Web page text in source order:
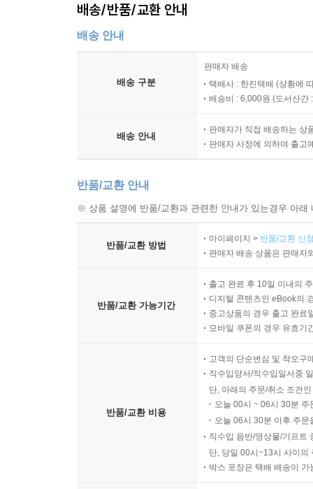
여러분도 소중한 가치를 나누면서 아름다운 세상
배송/반품/교환 안내
배송 안내
배송 구분
판매자 배송
택배사 : 한진택배 (상황에
배송비 : 6,000원 (도서산간
배송 안내
판매자가 직접 배송하는 상
판매자 사정에 의하여 출고
반품/교환 안내
※ 상품 설명에 반품/교환과 관련한 안내가 있는경우 아
반품/교환 방법
마이페이지 > 반품/교환 신
판매자 배송 상품은 판매자
반품/교환 가능기간
출고 완료 후 10일 이내의
디지털 콘텐츠인 eBook의
중고상품의 경우 출고 완료
모바일 쿠폰의 경우 유효기
반품/교환 비용
고객의 단순변심 및 착오구
직수입양서/직수입일서중
단, 아래의 주문/취소 조건
오늘 00시 ~ 06시 30분
오늘 06시 30분 이후 주
직수입 음반/영상물/기프트
단, 당일 00시~13시 사이의
박스 포장은 택배 배송이